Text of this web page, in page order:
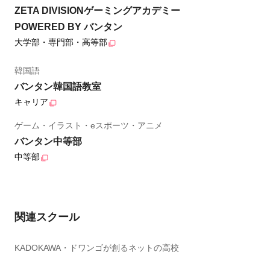
ZETA DIVISIONゲーミングアカデミー
POWERED BY バンタン
大学部・専門部・高等部
韓国語
バンタン韓国語教室
キャリア
ゲーム・イラスト・eスポーツ・アニメ
バンタン中等部
中等部
関連スクール
KADOKAWA・ドワンゴが創るネットの高校